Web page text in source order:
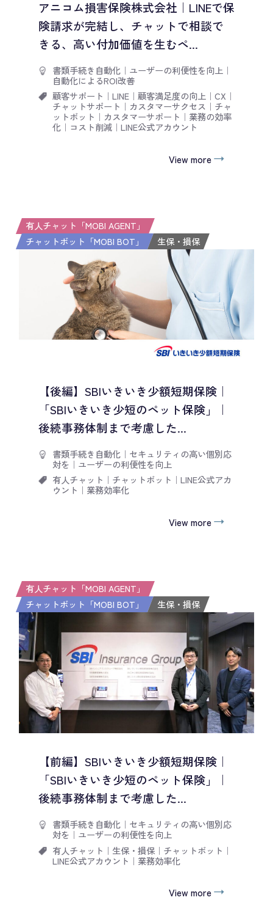
アニコム損害保険株式会社｜LINEで保
険請求が完結し、チャットで相談で
きる、高い付加価値を生むペ...
書類手続き自動化｜ ユーザーの利便性を向上 ｜
自動化によるROI改善
顧客サポート ｜ LINE｜ 顧客満足度の向上 ｜ CX ｜
チャットサポート ｜ カスタマーサクセス ｜ チャ
ットボット ｜ カスタマーサポート ｜ 業務の効率
化｜ コスト削減｜ LINE公式アカウント
View more
有人チャット「MOBI AGENT」
チャットボット「MOBI BOT」
生保・損保
【後編】SBIいきいき少額短期保険｜
「SBIいきいき少短のペット保険」｜
後続事務体制まで考慮した...
書類手続き自動化｜ セキュリティの高い個別応
対を ｜ ユーザーの利便性を向上
有人チャット ｜ チャットボット ｜ LINE公式アカ
ウント ｜ 業務効率化
View more
有人チャット「MOBI AGENT」
チャットボット「MOBI BOT」
生保・損保
【前編】SBIいきいき少額短期保険｜
「SBIいきいき少短のペット保険」｜
後続事務体制まで考慮した...
書類手続き自動化｜ セキュリティの高い個別応
対を ｜ ユーザーの利便性を向上
有人チャット ｜ 生保・損保｜ チャットボット ｜
LINE公式アカウント ｜ 業務効率化
View more